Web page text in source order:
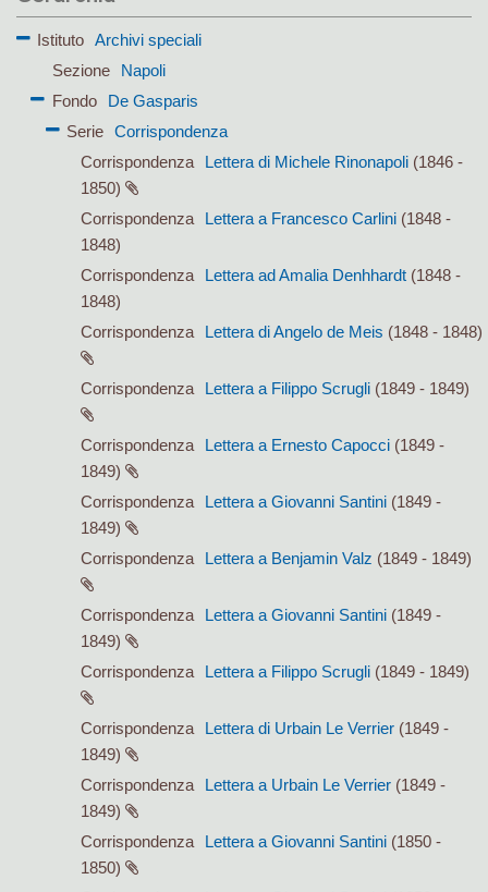
Istituto
Archivi speciali
Sezione
Napoli
Fondo
De Gasparis
Serie Corrispondenza
Corrispondenza
Lettera di Michele Rinonapoli (1846 -
1850)
Corrispondenza
Lettera a Francesco Carlini (1848 -
1848)
Corrispondenza
Lettera ad Amalia Denhhardt (1848 -
1848)
Corrispondenza
Lettera di Angelo de Meis (1848 - 1848)
Corrispondenza Lettera a Filippo Scrugli (1849 - 1849)
Corrispondenza Lettera a Ernesto Capocci (1849 -
1849)
Corrispondenza
Lettera a Giovanni Santini (1849 -
1849)
Corrispondenza
Lettera a Benjamin Valz (1849 - 1849)
Corrispondenza Lettera a Giovanni Santini (1849 -
1849)
Corrispondenza
Lettera a Filippo Scrugli (1849 - 1849)
Corrispondenza Lettera di Urbain Le Verrier (1849 -
1849)
Corrispondenza
Lettera a Urbain Le Verrier (1849 -
1849)
Corrispondenza
Lettera a Giovanni Santini (1850 -
1850)